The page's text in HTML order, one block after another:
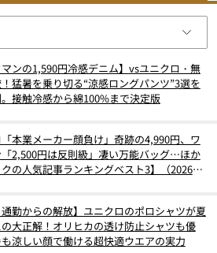
マンの1,590円冷感デニム】vsユニクロ・無
猛暑を乗り切る“涼感ロングパンツ”3選を
接触冷感から綿100%まで決定版
本業メーカー顔負け」奇跡の4,990円、ワ
2,500円は反則級」凄い万能バッグ…ほか
クの人気記事ランキングベスト3】（2026年
通勤からの解放】ユニクロのポロシャツが夏
大正解！オリヒカの透け防止シャツも優
涼しい顔で働ける超快適ウエアの実力